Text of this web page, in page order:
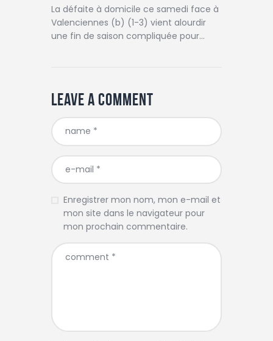
La défaite à domicile ce samedi face à
Valenciennes (b) (1-3) vient alourdir
une fin de saison compliquée pour…
Leave a comment
Enregistrer mon nom, mon e-mail et
mon site dans le navigateur pour
mon prochain commentaire.